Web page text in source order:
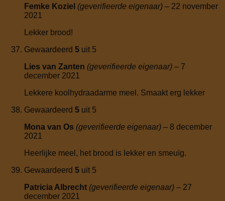
Femke Koziel (geverifieerde eigenaar) – 22 november
2021
Lekker brood!
Gewaardeerd 5 uit 5
Lies van Zanten (geverifieerde eigenaar) – 7
december 2021
Lekkere koolhydraadarme meel. Smaakt erg lekker
Gewaardeerd 5 uit 5
Mona van Os (geverifieerde eigenaar) – 8 december
2021
Heerlijke meel, het brood is lekker en smeuïg.
Gewaardeerd 5 uit 5
Patricia Albrecht (geverifieerde eigenaar) – 27
december 2021